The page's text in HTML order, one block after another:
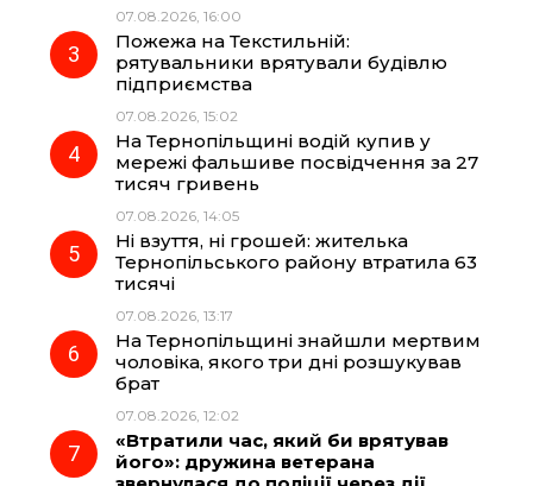
k
a
m p
07.08.2026, 16:00
Пожежа на Текстильній:
рятувальники врятували будівлю
підприємства
07.08.2026, 15:02
На Тернопільщині водій купив у
мережі фальшиве посвідчення за 27
тисяч гривень
07.08.2026, 14:05
Ні взуття, ні грошей: жителька
Тернопільського району втратила 63
тисячі
07.08.2026, 13:17
На Тернопільщині знайшли мертвим
чоловіка, якого три дні розшукував
брат
07.08.2026, 12:02
«Втратили час, який би врятував
його»: дружина ветерана